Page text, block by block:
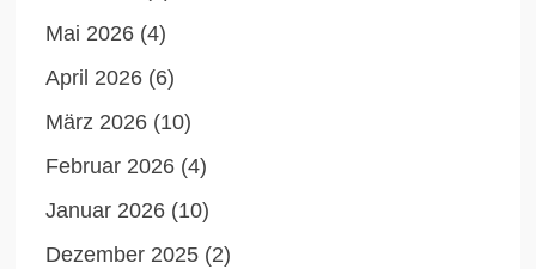
Mai 2026 (4)
April 2026 (6)
März 2026 (10)
Februar 2026 (4)
Januar 2026 (10)
Dezember 2025 (2)